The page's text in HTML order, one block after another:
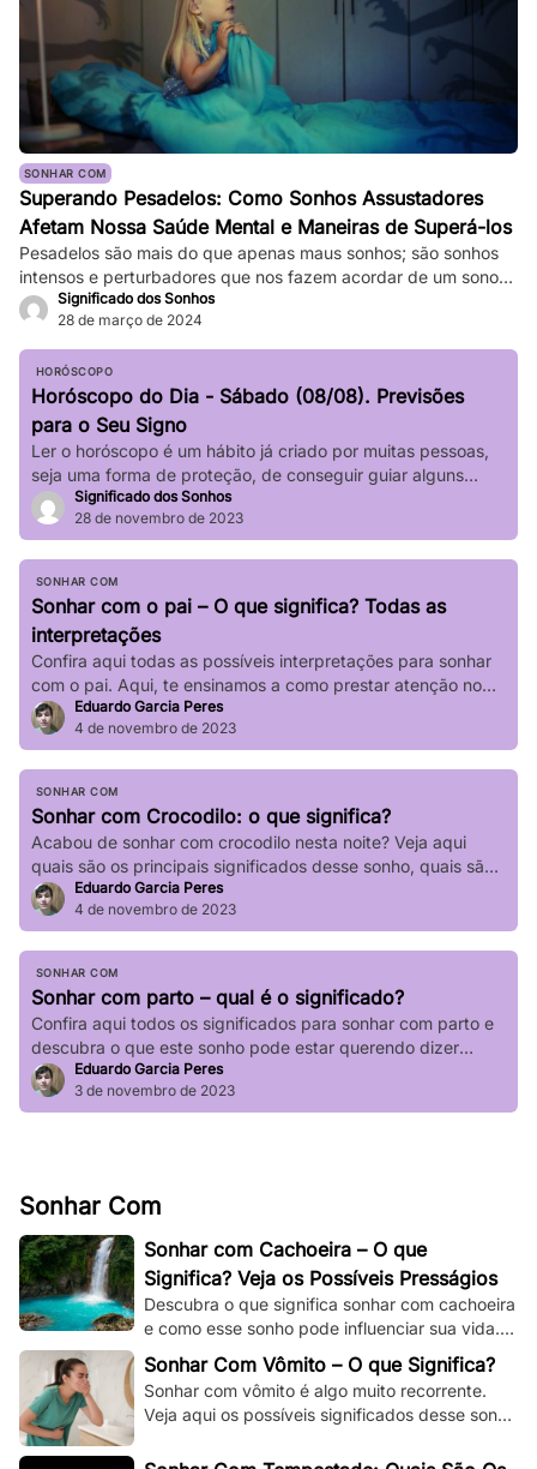
SONHAR COM
Superando Pesadelos: Como Sonhos Assustadores
Afetam Nossa Saúde Mental e Maneiras de Superá-los
Pesadelos são mais do que apenas maus sonhos; são sonhos
intensos e perturbadores que nos fazem acordar de um sono
profundo. Eles podem ser tão vívidos e assustadores que
fazem nosso coração bater forte, e a sensação de medo
persiste mesmo depois de acordarmos. Enquanto pesadelos
ocasionais são comuns, ocorrências frequentes podem
impactar significativamente nossa […]
Significado dos Sonhos
28 de março de 2024
HORÓSCOPO
Horóscopo do Dia - Sábado (08/08). Previsões
para o Seu Signo
Ler o horóscopo é um hábito já criado por muitas pessoas,
seja uma forma de proteção, de conseguir guiar alguns
passos de sua vida e até mesmo de sair de determinadas
“roubadas”, não é mesmo? Quer saber o que os astros estão
prevendo para seu signo no dia de hoje? Basta verificar
Significado dos Sonhos
28 de novembro de 2023
SONHAR COM
Sonhar com o pai – O que significa? Todas as
interpretações
Confira aqui todas as possíveis interpretações para sonhar
com o pai. Aqui, te ensinamos a como prestar atenção no
seu sonho!Eduardo Garcia Peres
4 de novembro de 2023
SONHAR COM
Sonhar com Crocodilo: o que significa?
Acabou de sonhar com crocodilo nesta noite? Veja aqui
quais são os principais significados desse sonho, quais são
suas principais variações!
Eduardo Garcia Peres
4 de novembro de 2023
SONHAR COM
Sonhar com parto – qual é o significado?
Confira aqui todos os significados para sonhar com parto e
descubra o que este sonho pode estar querendo dizer
sobre a sua vida.
Eduardo Garcia Peres
3 de novembro de 2023
Sonhar Com
Sonhar com Cachoeira – O que
Significa? Veja os Possíveis Presságios
Descubra o que significa sonhar com cachoeira
e como esse sonho pode influenciar sua vida.
Explore os significados espirituais,
psicológicos!
Sonhar Com Vômito – O que Significa?
Sonhar com vômito é algo muito recorrente.
Veja aqui os possíveis significados desse sonho